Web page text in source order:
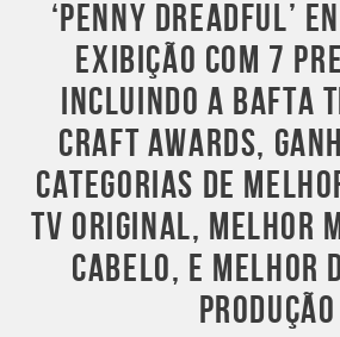
‘PENNY DREADFUL’
EXIBIÇÃO COM 7
INCLUINDO A BAFTA
CRAFT AWARDS,
CATEGORIAS DE
TV ORIGINAL, MELHOR
CABELO, E MELHOR
PRODUÇÃO